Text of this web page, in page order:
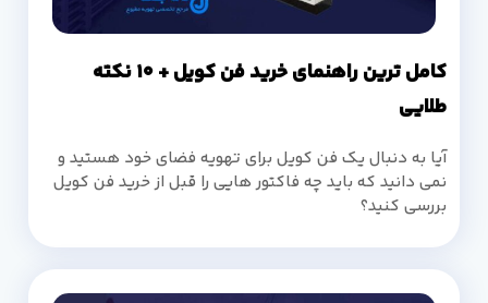
کامل ترین راهنمای خرید فن کویل + 10 نکته
طلایی
آیا به دنبال یک فن کویل برای تهویه فضای خود هستید و
نمی دانید که باید چه فاکتور هایی را قبل از خرید فن کویل
بررسی کنید؟